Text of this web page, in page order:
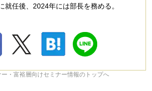
就任後、2024年には部長を務める。
・富裕層向けセミナー情報のトップへ